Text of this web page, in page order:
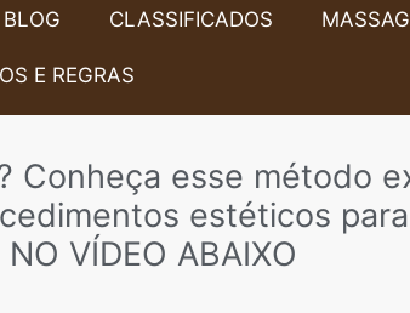
BLOG CLASSIFICADOS
E REGRAS
Conheça esse método
estéticos
VÍDEO ABAIXO